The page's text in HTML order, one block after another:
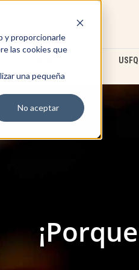
y proporcionarle
las cookies que
una pequeña
No aceptar
USFQ